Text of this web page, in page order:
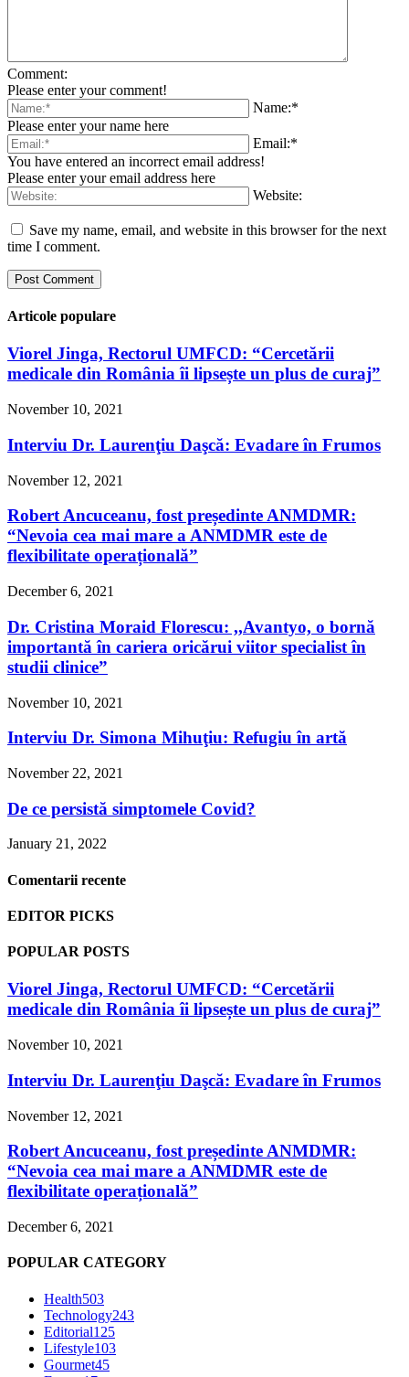
Comment:
Please enter your comment!
Name:*
Please enter your name here
Email:*
You have entered an incorrect email address!
Please enter your email address here
Website:
Save my name, email, and website in this browser for the next
time I comment.
Articole populare
Viorel Jinga, Rectorul UMFCD: “Cercetării
medicale din România îi lipsește un plus de curaj”
November 10, 2021
Interviu Dr. Laurenţiu Daşcă: Evadare în Frumos
November 12, 2021
Robert Ancuceanu, fost președinte ANMDMR:
“Nevoia cea mai mare a ANMDMR este de
flexibilitate operațională”
December 6, 2021
Dr. Cristina Moraid Florescu: ,,Avantyo, o bornă
importantă în cariera oricărui viitor specialist în
studii clinice”
November 10, 2021
Interviu Dr. Simona Mihuţiu: Refugiu în artă
November 22, 2021
De ce persistă simptomele Covid?
January 21, 2022
Comentarii recente
EDITOR PICKS
POPULAR POSTS
Viorel Jinga, Rectorul UMFCD: “Cercetării
medicale din România îi lipsește un plus de curaj”
November 10, 2021
Interviu Dr. Laurenţiu Daşcă: Evadare în Frumos
November 12, 2021
Robert Ancuceanu, fost președinte ANMDMR:
“Nevoia cea mai mare a ANMDMR este de
flexibilitate operațională”
December 6, 2021
POPULAR CATEGORY
Health503
Technology243
Editorial125
Lifestyle103
Gourmet45